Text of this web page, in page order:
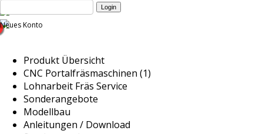
Neues Konto
Produkt Übersicht
CNC Portalfräsmaschinen (1)
Lohnarbeit Fräs Service
Sonderangebote
Modellbau
Anleitungen / Download